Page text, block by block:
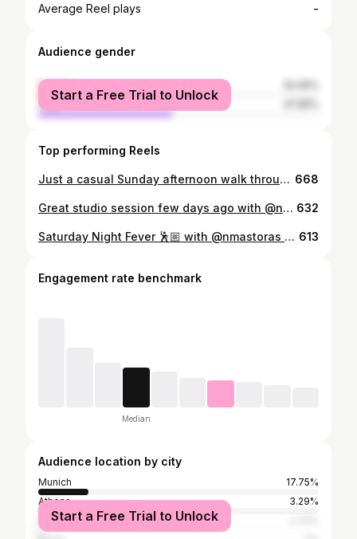
Average Reel plays -
Audience gender
female
male
Start a Free Trial to Unlock
Top performing Reels
Just a casual Sunday afternoon walk through Athens 🇬🇷 • #exarchia #casualsundays #casualsunday #hugobossunderwear #underwearmodel #citystreets #citystrolls #citystroll #hércules #streetsofathens #blondmodel #xoxo #instadaily • 📸 @medikamentenmane 668
Great studio session few days ago with @nmastoras 📸 🥳 • #studioshooting #studioshoot #indoorshooting #modelshoots #modelshooting #keeponrolling #sittingpretty #ｍodels #greekmodel #germanmodels #germanmodel #blondmodel #modelme #modelmen #cute #boy 632
Saturday Night Fever 🕺🏼 with @nmastoras 📸 • #saturdaynightlive #saturdaynightfever #jumpjump #jumpjumpjump #lackundleder #expressyourself #clubbingnight #clubbingoutfit #instadaily 613
Engagement rate benchmark
Median
Audience location by city
Munich
17.75%
Athens
3.29%
Rosenheim
Start a Free Trial to Unlock